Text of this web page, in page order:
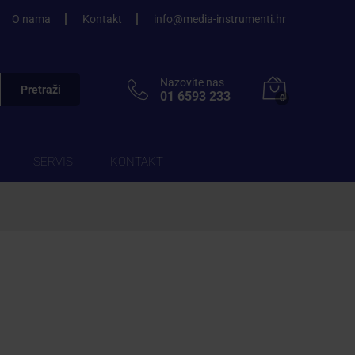
O nama Kontakt info@media-instrumenti.hr
Pretraži
Nazovite nas
01 6593 233 0
SERVIS KONTAKT